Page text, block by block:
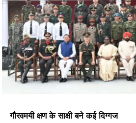
गौरवमयी क्षण के साक्षी बने कई दिग्गज